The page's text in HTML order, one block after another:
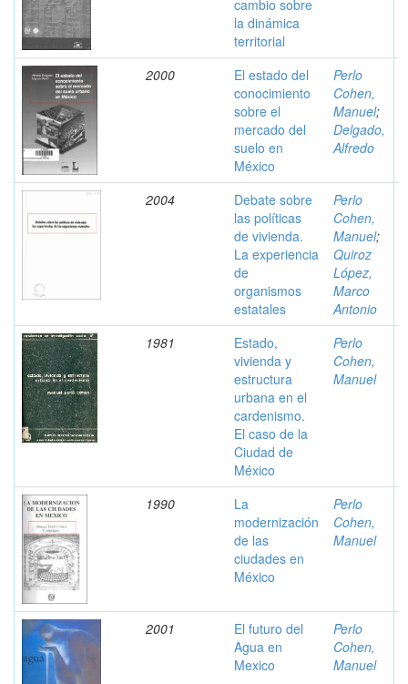
cambio sobre
la dinámica
territorial
2000
El estado del
conocimiento
sobre el
mercado del
suelo en
México
Perlo
Cohen,
Manuel;
Delgado,
Alfredo
2004
Debate sobre
las políticas
de vivienda.
La experiencia
de
organismos
estatales
Perlo
Cohen,
Manuel;
Quiroz
López,
Marco
Antonio
1981
Estado,
vivienda y
estructura
urbana en el
cardenismo.
El caso de la
Ciudad de
México
Perlo
Cohen,
Manuel
1990
La
modernización
de las
ciudades en
México
Perlo
Cohen,
Manuel
2001
El futuro del
Agua en
Mexico
Perlo
Cohen,
Manuel